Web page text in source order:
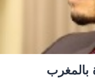
بالمغرب